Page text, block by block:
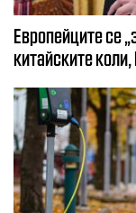
Европейците се
китайските